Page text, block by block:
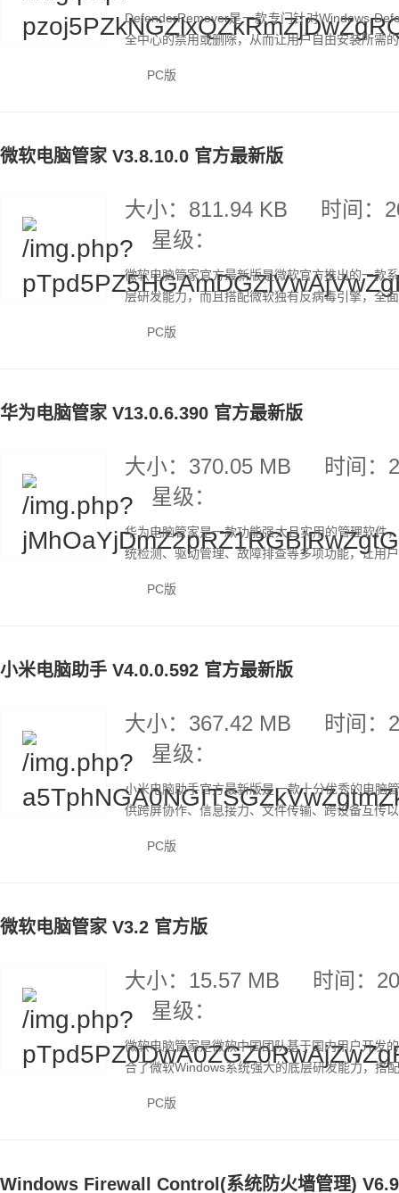
DefenderRemover是一款专门针对Windows
全中心的禁用或删除，从而让用户自由安装所需
PC版
微软电脑管家 V3.8.10.0 官方最新版
大小：811.94 KB
时间：
星级：
微软电脑管家官方最新版是微软官方推出的一款
层研发能力，而且搭配微软独有反病毒引擎，全
PC版
华为电脑管家 V13.0.6.390 官方最新版
大小：370.05 MB
时间：
星级：
华为电脑管家是一款功能强大且实用的管理软件
统检测、驱动管理、故障排查等多项功能，让用
PC版
小米电脑助手 V4.0.0.592 官方最新版
大小：367.42 MB
时间：
星级：
小米电脑助手官方最新版是一款十分优秀的电脑
供跨屏协作、信息接力、文件传输、跨设备互传
PC版
微软电脑管家 V3.2 官方版
大小：15.57 MB
时间：
星级：
微软电脑管家是微软中国团队基于国内用户开发
合了微软Windows系统强大的底层研发能力，搭
PC版
Windows Firewall Control(系统防火墙管理)